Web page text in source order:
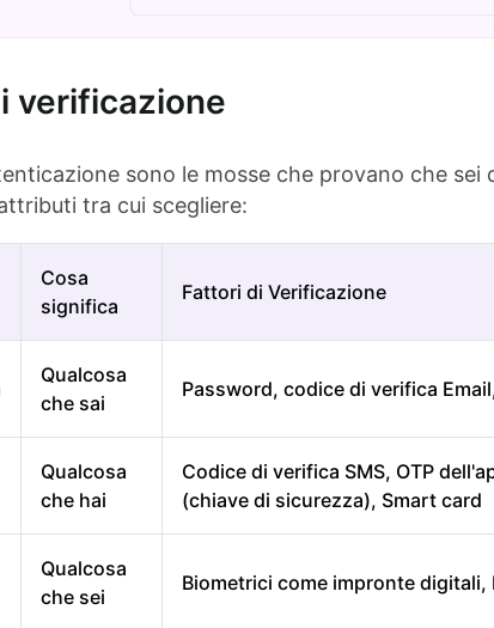
verificazione
sono le mosse che provano che
tra cui scegliere:
Cosa
significa
Fattori di Verificazione
Qualcosa
che sai
Password, codice di verifica
Qualcosa
che hai
Codice di verifica SMS, OTP
(chiave di sicurezza), Smart card
Qualcosa
che sei
Biometrici come impronte digitali,